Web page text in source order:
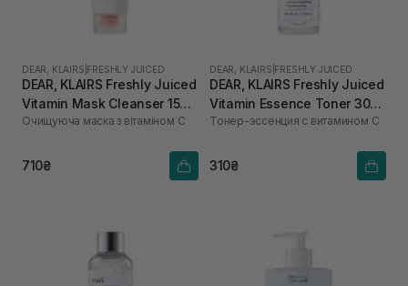
DEAR, KLAIRS FRESHLY JUICED
DEAR, KLAIRS Freshly Juiced
Vitamin Mask Cleanser 150
мл
Очищуюча маска з вітаміном С
710₴
DEAR, KLAIRS FRESHLY JUICED
DEAR, KLAIRS Freshly Juiced
Vitamin Essence Toner 30
мл
Тонер-эссенция с витамином C
310₴